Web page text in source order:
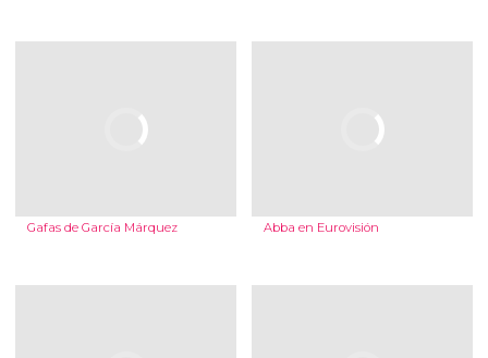
Gafas de García Márquez Abba en Eurovisión